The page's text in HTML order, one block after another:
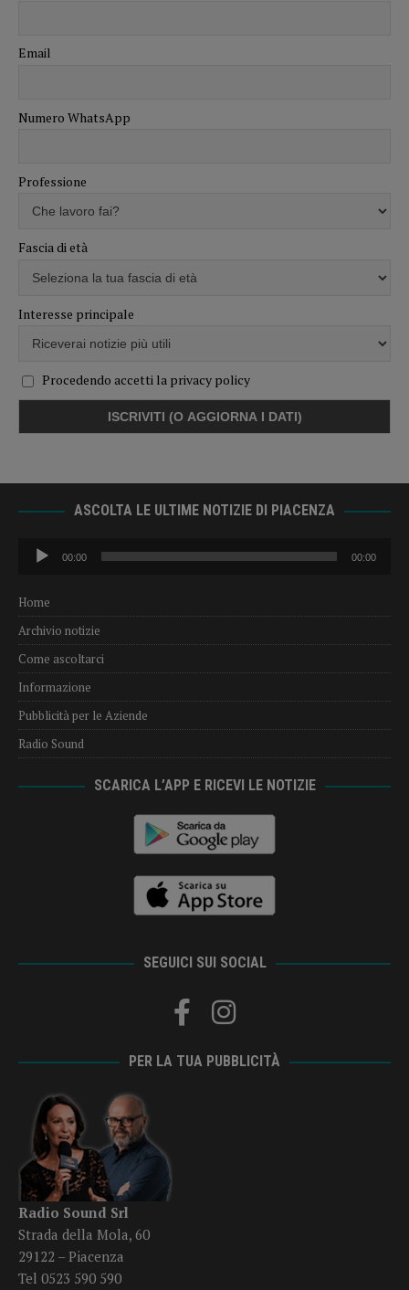
Email
Numero WhatsApp
Professione
Fascia di età
Interesse principale
Procedendo accetti la privacy policy
ASCOLTA LE ULTIME NOTIZIE DI PIACENZA
Audio
Player
00:00 00:00
Home
Archivio notizie
Come ascoltarci
Informazione
Pubblicità per le Aziende
Radio Sound
SCARICA L’APP E RICEVI LE NOTIZIE
SEGUICI SUI SOCIAL
PER LA TUA PUBBLICITÀ
Radio Sound Srl
Strada della Mola, 60
29122 – Piacenza
Tel 0523 590 590